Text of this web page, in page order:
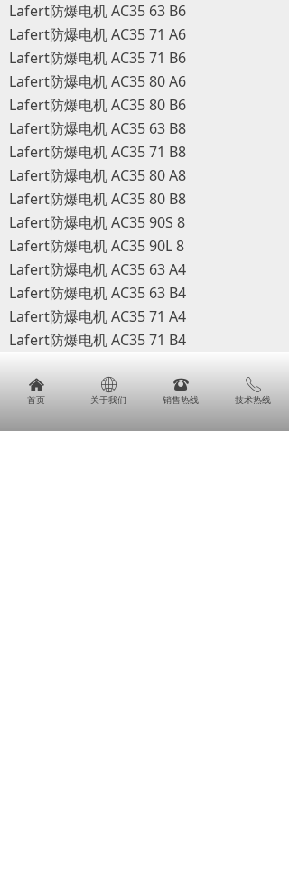
낀 ꄓ 뀵 ꂅ
Lafert防爆电机 AC35 63 B6
Lafert防爆电机 AC35 71 A6
Lafert防爆电机 AC35 71 B6
Lafert防爆电机 AC35 80 A6
Lafert防爆电机 AC35 80 B6
Lafert防爆电机 AC35 63 B8
Lafert防爆电机 AC35 71 B8
Lafert防爆电机 AC35 80 A8
Lafert防爆电机 AC35 80 B8
Lafert防爆电机 AC35 90S 8
Lafert防爆电机 AC35 90L 8
Lafert防爆电机 AC35 63 A4
Lafert防爆电机 AC35 63 B4
Lafert防爆电机 AC35 71 A4
Lafert防爆电机 AC35 71 B4
Lafert高速电机 FB 63 S2/4
Lafert高速电机 FB 71 C2/4
Lafert高速电机 FB 80 C2/4
낀
首页
ꄓ
关于我们
뀰
销售热线
ꂅ
技术热线